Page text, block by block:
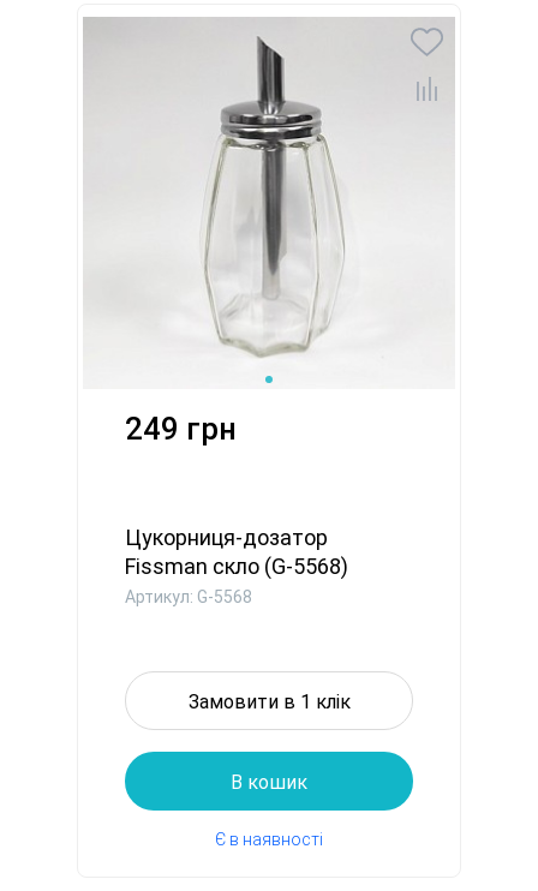
249 грн
Цукорниця-дозатор
Fissman скло (G-5568)
Артикул: G-5568
Замовити в 1 клік
В кошик
Є в наявності